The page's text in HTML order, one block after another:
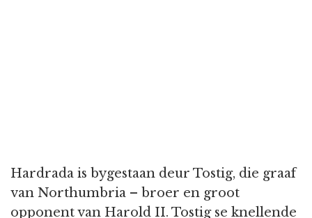
Hardrada is bygestaan deur Tostig, die graaf
van Northumbria – broer en groot
opponent van Harold II. Tostig se knellende